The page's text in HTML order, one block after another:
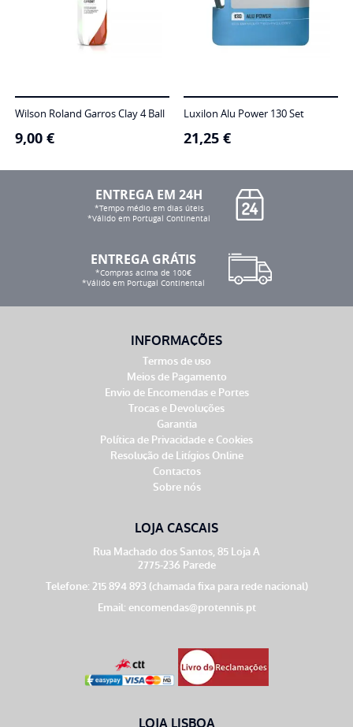
Wilson Roland Garros Clay 4 Ball
9,00 €
Luxilon Alu Power 130 Set
21,25 €
ENTREGA EM 24H
*Tempo médio em dias úteis
*Válido em Portugal Continental
ENTREGA GRÁTIS
*Compras acima de 100€
*Válido em Portugal Continental
INFORMAÇÕES
Termos de uso
Meios de Pagamento
Envio de Encomendas e Portes
Trocas e Devoluções
Garantia
Política de Privacidade e Cookies
Resolução de Litígios Online
Contactos
Sobre nós
LOJA CASCAIS
Rua Machado dos Santos, 85 Loja A
2775-236 Parede
Telefone: 215 894 893 (chamada fixa para rede nacional)
Email: encomendas@protennis.pt
LOJA LISBOA